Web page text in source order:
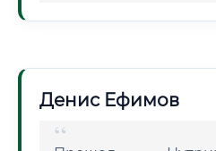
Денис Ефимов